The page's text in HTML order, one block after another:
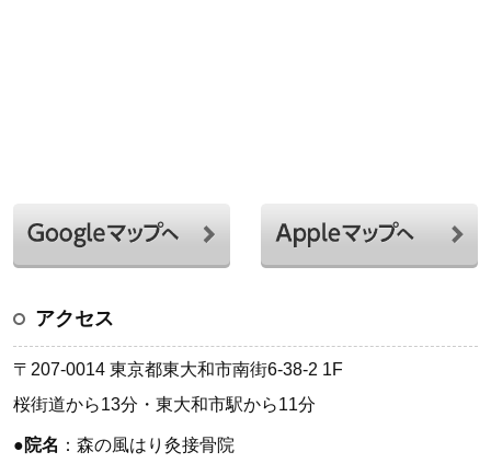
アクセス
〒207-0014 東京都東大和市南街6-38-2 1F
桜街道から13分・東大和市駅から11分
●院名 ：森の風はり灸接骨院